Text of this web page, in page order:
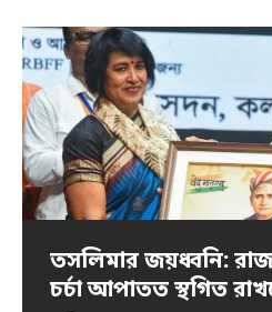
তসলিমার জয়ধ্বনি:
চর্চা আপাতত স্থগিত
প্রতিবাদের ভাষা
অংশুমান দাশ
নিদ্রিত ভারত জাগে…
অমর্ত্য বন্দ্যোপাধ্যায়
আন্দোলনের নারী-
পৌলমী গুহ
ধর্ষণ ও এনকাউন্টার
আইরিন শবনম